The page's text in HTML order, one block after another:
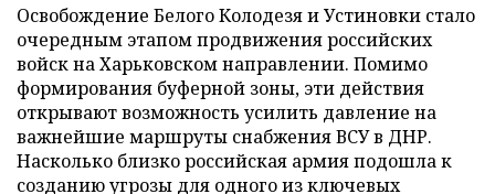
Освобождение Белого Колодезя и Устиновки стало
очередным этапом продвижения российских
войск на Харьковском направлении. Помимо
формирования буферной зоны, эти действия
открывают возможность усилить давление на
важнейшие маршруты снабжения ВСУ в ДНР.
Насколько близко российская армия подошла к
созданию угрозы для одного из ключевых